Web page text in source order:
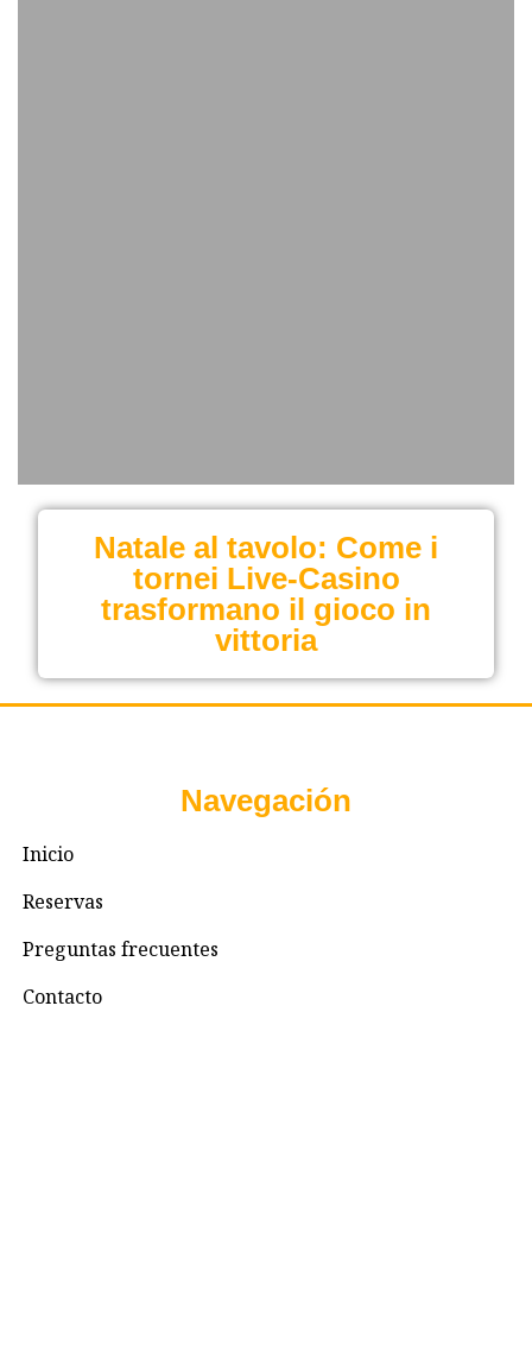
Natale al tavolo: Come i
tornei Live‑Casino
trasformano il gioco in
vittoria
Navegación
Inicio
Reservas
Preguntas frecuentes
Contacto